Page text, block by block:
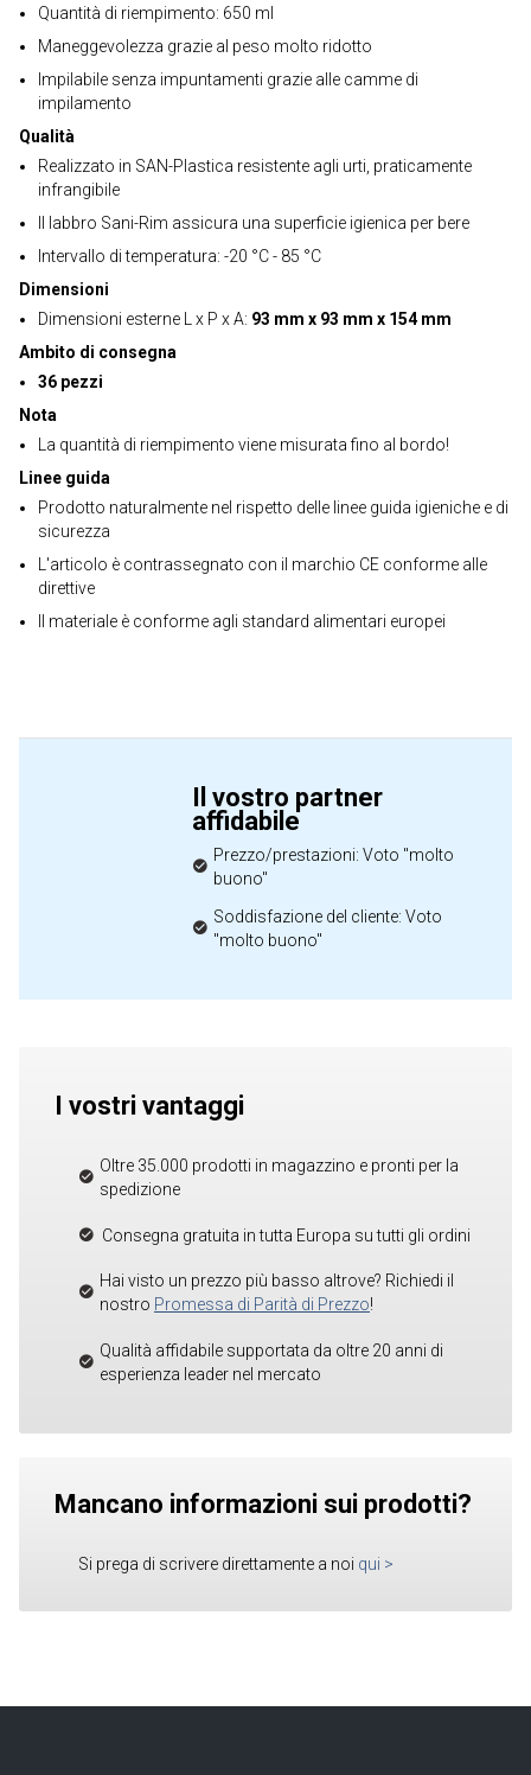
Quantità di riempimento: 650 ml
Maneggevolezza grazie al peso molto ridotto
Impilabile senza impuntamenti grazie alle camme di
impilamento
Qualità
Realizzato in SAN-Plastica resistente agli urti, praticamente
infrangibile
Il labbro Sani-Rim assicura una superficie igienica per bere
Intervallo di temperatura: -20 °C - 85 °C
Dimensioni
Dimensioni esterne L x P x A: 93 mm x 93 mm x 154 mm
Ambito di consegna
36 pezzi
Nota
La quantità di riempimento viene misurata fino al bordo!
Linee guida
Prodotto naturalmente nel rispetto delle linee guida igieniche e di
sicurezza
L'articolo è contrassegnato con il marchio CE conforme alle
direttive
Il materiale è conforme agli standard alimentari europei
Il vostro partner
affidabile
Prezzo/prestazioni: Voto "molto
buono"
Soddisfazione del cliente: Voto
"molto buono"
I vostri vantaggi
Oltre 35.000 prodotti in magazzino e pronti per la
spedizione
Consegna gratuita in tutta Europa su tutti gli ordini
Hai visto un prezzo più basso altrove? Richiedi il
nostro Promessa di Parità di Prezzo!
Qualità affidabile supportata da oltre 20 anni di
esperienza leader nel mercato
Mancano informazioni sui prodotti?
Si prega di scrivere direttamente a noi qui >